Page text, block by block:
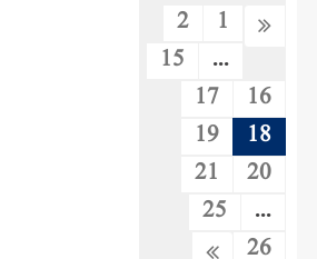
1
2
...
15
16
17
18
19
20
21
...
25